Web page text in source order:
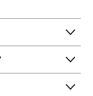
quelli
vellutata più